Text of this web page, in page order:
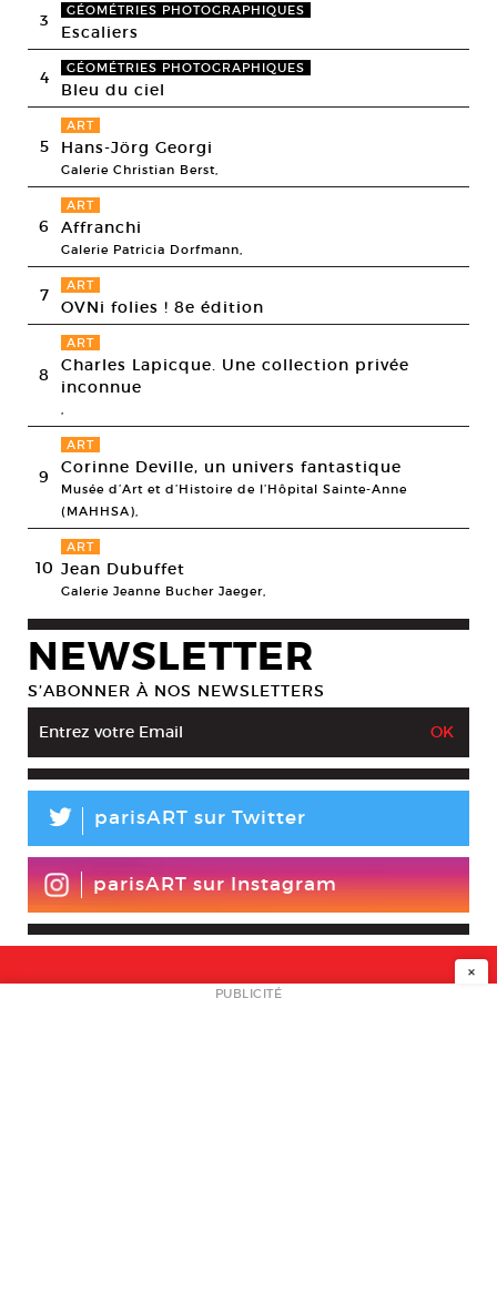
3 GÉOMÉTRIES PHOTOGRAPHIQUES
Escaliers
4 GÉOMÉTRIES PHOTOGRAPHIQUES
Bleu du ciel
5
ART
Hans-Jörg Georgi
Galerie Christian Berst,
6
ART
Affranchi
Galerie Patricia Dorfmann,
7 ART
OVNi folies ! 8e édition
8
ART
Charles Lapicque. Une collection privée
inconnue
9
ART
Corinne Deville, un univers fantastique
Musée d’Art et d’Histoire de l’Hôpital Sainte-Anne
(MAHHSA),
10
ART
Jean Dubuffet
Galerie Jeanne Bucher Jaeger,
NEWSLETTER
S’ABONNER À NOS NEWSLETTERS
L parisART sur Twitter
parisART sur Instagram
NEWSLETTER
×
PUBLICITÉ